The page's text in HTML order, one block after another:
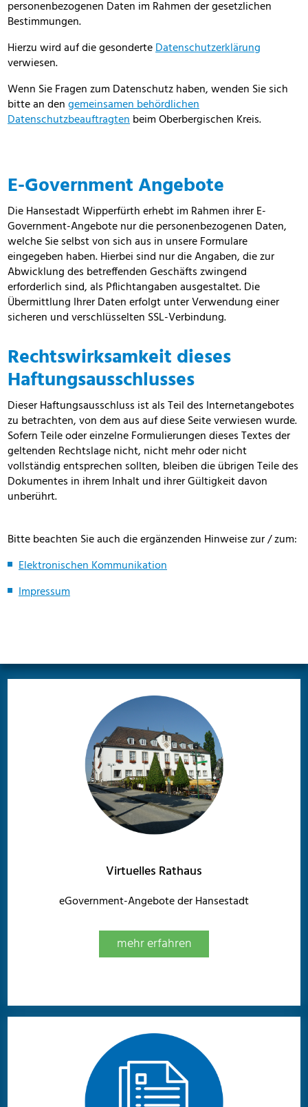
personenbezogenen Daten im Rahmen der gesetzlichen
Bestimmungen.
Hierzu wird auf die gesonderteDatenschutzerklärung
verwiesen.
Wenn Sie Fragen zum Datenschutz haben, wenden Sie sich
bitte an dengemeinsamen behördlichen
Datenschutzbeauftragtenbeim Oberbergischen Kreis.
E-Government Angebote
Die Hansestadt Wipperfürth erhebt im Rahmen ihrer E-
Government-Angebote nur die personenbezogenen Daten,
welche Sie selbst von sich aus in unsere Formulare
eingegeben haben. Hierbei sind nur die Angaben, die zur
Abwicklung des betreffenden Geschäfts zwingend
erforderlich sind, als Pflichtangaben ausgestaltet. Die
Übermittlung Ihrer Daten erfolgt unter Verwendung einer
sicheren und verschlüsselten SSL-Verbindung.
Rechtswirksamkeit dieses
Haftungsausschlusses
Dieser Haftungsausschluss ist als Teil des Internetangebotes
zu betrachten, von dem aus auf diese Seite verwiesen wurde.
Sofern Teile oder einzelne Formulierungen dieses Textes der
geltenden Rechtslage nicht, nicht mehr oder nicht
vollständig entsprechen sollten, bleiben die übrigen Teile des
Dokumentes in ihrem Inhalt und ihrer Gültigkeit davon
unberührt.
Bitte beachten Sie auch die ergänzenden Hinweise zur / zum:
Elektronischen Kommunikation
Impressum
Virtuelles Rathaus
eGovernment-Angebote der Hansestadt
mehr erfahren